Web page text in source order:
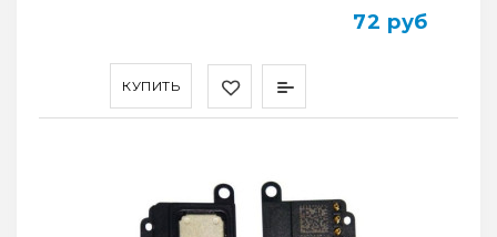
КУПИТЬ
72 руб